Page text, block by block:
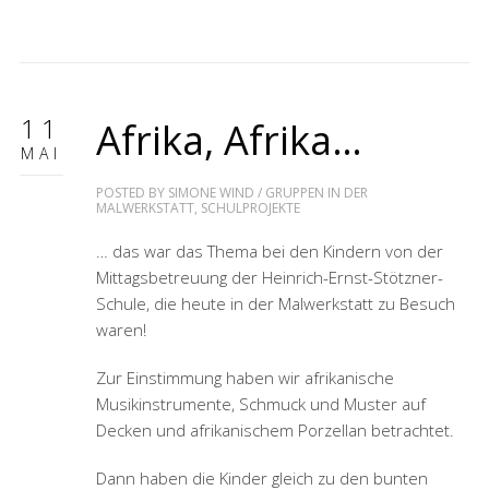
11
MAI Afrika, Afrika…
POSTED BY SIMONE WIND / GRUPPEN IN DER
MALWERKSTATT, SCHULPROJEKTE
… das war das Thema bei den Kindern von der
Mittagsbetreuung der Heinrich-Ernst-Stötzner-
Schule, die heute in der Malwerkstatt zu Besuch
waren!
Zur Einstimmung haben wir afrikanische
Musikinstrumente, Schmuck und Muster auf
Decken und afrikanischem Porzellan betrachtet.
Dann haben die Kinder gleich zu den bunten